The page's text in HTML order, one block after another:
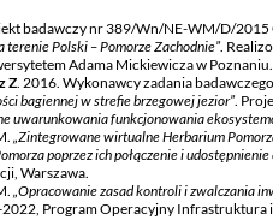
badawczy nr 389/Wn/NE-WM/D/
Polski – Pomorze Zachodnie”.
Adama Mickiewicza w
Z. 2016. Wykonawcy zadania badawczego
bagiennej w strefie brzegowej jezior”.
uwarunkowaniafunkcjonowania
„Zintegrowane wirtualne Herbarium
poprzez ich połączenie i udostępnienie
Warszawa.
„Opracowanie zasad kontroli i zwalczania
Program Operacyjny